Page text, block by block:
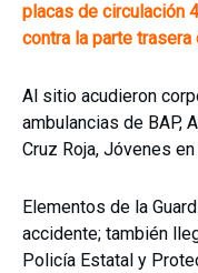
placas de circulación
contra la parte trasera
Al sitio acudieron
ambulancias de BAP,
Cruz Roja, Jóvenes
Elementos de la
accidente; también
Policía Estatal y